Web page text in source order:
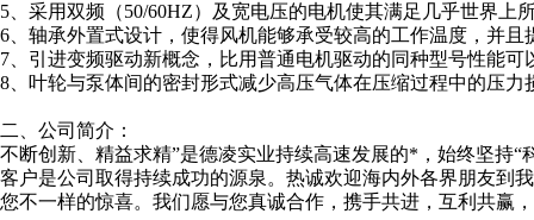
5、采用双频（50/60HZ）及宽电压的电机使其满足几乎世界上
6、轴承外置式设计，使得风机能够承受较高的工作温度，并
7、引进变频驱动新概念，比用普通电机驱动的同种型号性能
8、叶轮与泵体间的密封形式减少高压气体在压缩过程中的压力
二、公司简介：
不断创新、精益求精”是德凌实业持续高速发展的*，始终坚持
客户是公司取得持续成功的源泉。热诚欢迎海内外各界朋友到
您不一样的惊喜。我们愿与您真诚合作，携手共进，互利共赢